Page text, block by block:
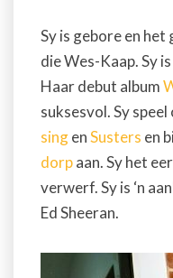
Sy is gebore en
die Wes-Kaap. Sy
Haar debut album
suksesvol. Sy
singenSusters en
dorpaan. Sy het
verwerf. Sy is ‘n
Ed Sheeran.